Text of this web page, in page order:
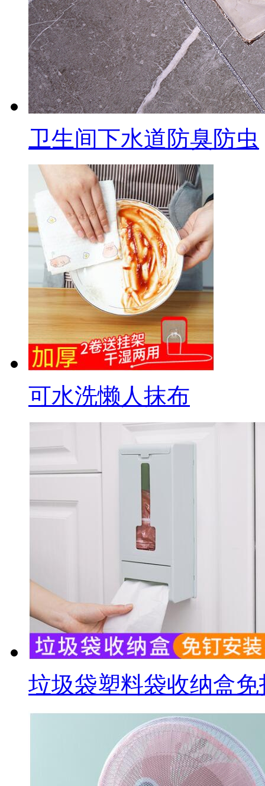
卫生间下水道防臭防虫
可水洗懒人抹布
垃圾袋塑料袋收纳盒